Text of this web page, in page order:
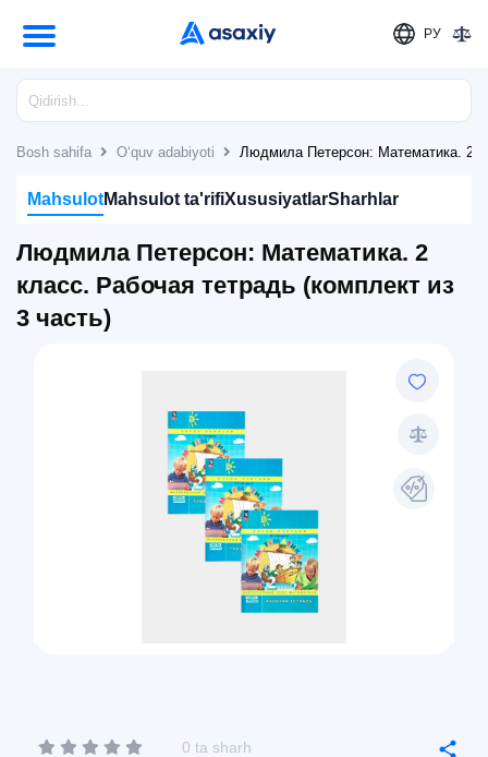
РУ
Bosh sahifa O‘quv adabiyoti Людмила Петерсон: Математика. 2
MahsulotMahsulot ta'rifiXususiyatlarSharhlar
Людмила Петерсон: Математика. 2
класс. Рабочая тетрадь (комплект из
3 часть)
0 ta sharh